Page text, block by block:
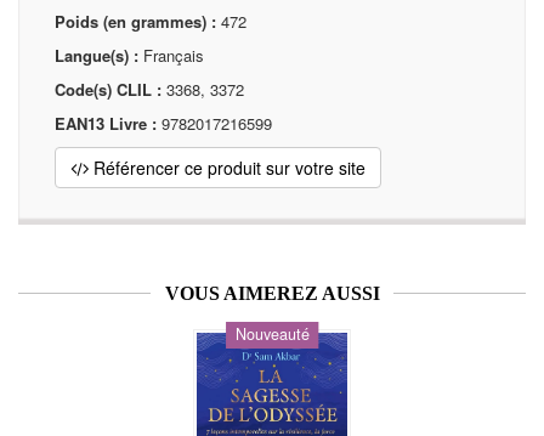
Poids (en grammes) : 472
Langue(s) : Français
Code(s) CLIL : 3368, 3372
EAN13 Livre : 9782017216599
Référencer ce produit sur votre site
VOUS AIMEREZ AUSSI
Nouveauté